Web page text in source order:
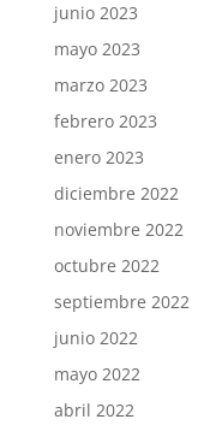
junio 2023
mayo 2023
marzo 2023
febrero 2023
enero 2023
diciembre 2022
noviembre 2022
octubre 2022
septiembre 2022
junio 2022
mayo 2022
abril 2022